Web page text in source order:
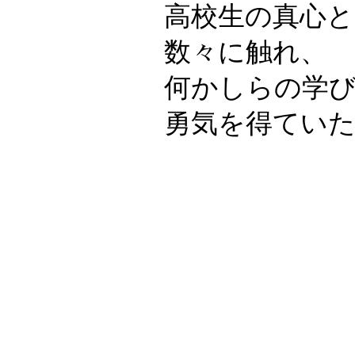
高校生の真心
数々に触れ、
何かしらの学
勇気を得てい